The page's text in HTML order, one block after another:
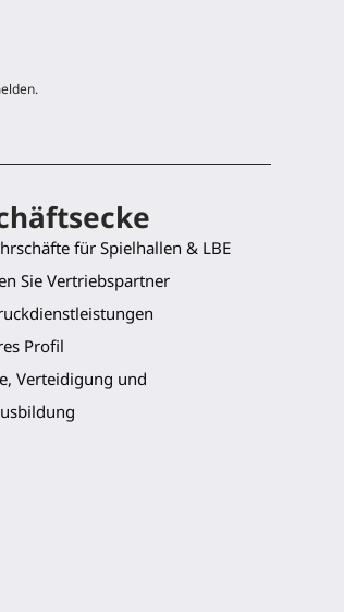
für Spielhallen & LBE
Sie Vertriebspartner
Profil
Verteidigung und